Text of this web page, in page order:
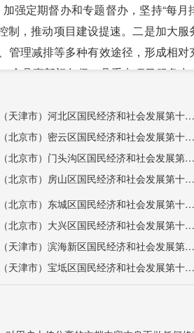
定期督办和专题督办，坚持“每月
制，推动项目建设提速。二是加大
理减排等多种有效途径，形成相
个县直部门包保，县重点项目服务
核办法，将“两资一促”考核结果与
年共签约项目63个，合同总投资额
“20条”、招商引资优惠办法“18条
质量等奖励资金673.24万元。充分
题。建立“三个机制”，搭建“三个平
强筋。盐化产业链条加粗，中盐东
装盐、华欣有机硅扩能、金鸡化工
全面达产达效，优尼科智能显示器
加速培育，美林药业扩能、天宫制
持稳定。二是现代农业提质增效。
广“一高三新”面积20万亩，建成蔬
（天津市）河北区国民经济和社会发展第十五个五年规划纲要
（北京市）密云区国民经济和社会发展第十五个五年规划纲要
（北京市）门头沟区国民经济和社会发展第十五个五年规划纲要
（北京市）房山区国民经济和社会发展第十五个五年规划纲要
（北京市）东城区国民经济和社会发展第十五个五年规划纲要
（北京市）大兴区国民经济和社会发展第十五个五年规划纲要
（天津市）滨海新区国民经济和社会发展第十五个五年规划纲要
（天津市）宝坻区国民经济和社会发展第十五个五年规划纲要